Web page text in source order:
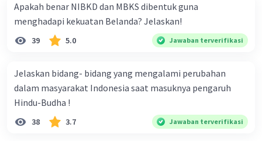
Apakah benar NIBKD dan MBKS dibentuk guna
menghadapi kekuatan Belanda? Jelaskan!
39 5.0 Jawaban terverifikasi
Jelaskan bidang- bidang yang mengalami perubahan
dalam masyarakat Indonesia saat masuknya pengaruh
Hindu-Budha !
38 3.7 Jawaban terverifikasi